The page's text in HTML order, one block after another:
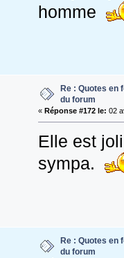
homme
Re : Quotes en
du forum
« Réponse #172 le: 02
Elle est
sympa.
Re : Quotes en
du forum